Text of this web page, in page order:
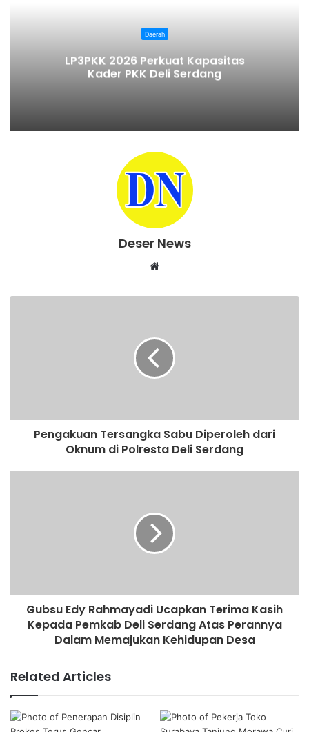
Daerah
LP3PKK 2026 Perkuat Kapasitas
Kader PKK Deli Serdang
Deser News
b
t
Pengakuan Tersangka Sabu Diperoleh dari
Oknum di Polresta Deli Serdang
Gubsu Edy Rahmayadi Ucapkan Terima Kasih
Kepada Pemkab Deli Serdang Atas Perannya
Dalam Memajukan Kehidupan Desa
Related Articles